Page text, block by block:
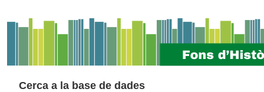
Cerca a la base de dades